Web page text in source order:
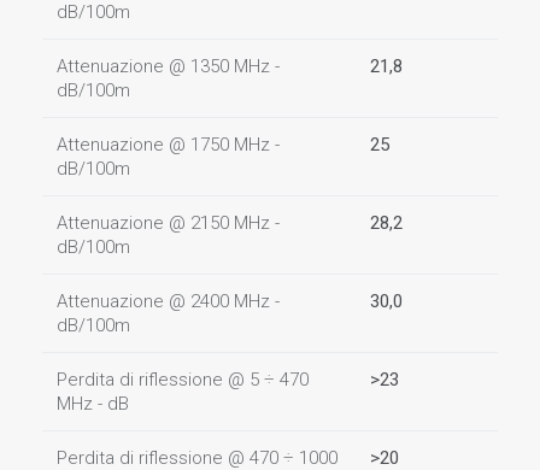
dB/100m
Attenuazione @ 1350 MHz -
dB/100m
21,8
Attenuazione @ 1750 MHz -
dB/100m
25
Attenuazione @ 2150 MHz -
dB/100m
28,2
Attenuazione @ 2400 MHz -
dB/100m
30,0
Perdita di riflessione @ 5 ÷ 470
MHz - dB
>23
Perdita di riflessione @ 470 ÷ 1000
>20